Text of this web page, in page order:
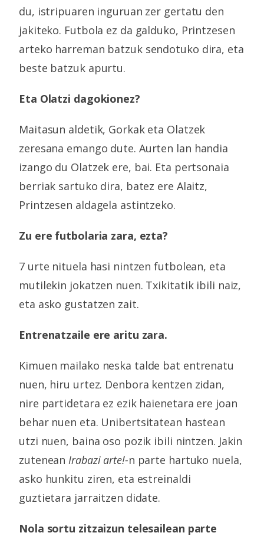
du, istripuaren inguruan zer gertatu den
jakiteko. Futbola ez da galduko, Printzesen
arteko harreman batzuk sendotuko dira, eta
beste batzuk apurtu.
Eta Olatzi dagokionez?
Maitasun aldetik, Gorkak eta Olatzek
zeresana emango dute. Aurten lan handia
izango du Olatzek ere, bai. Eta pertsonaia
berriak sartuko dira, batez ere Alaitz,
Printzesen aldagela astintzeko.
Zu ere futbolaria zara, ezta?
7 urte nituela hasi nintzen futbolean, eta
mutilekin jokatzen nuen. Txikitatik ibili naiz,
eta asko gustatzen zait.
Entrenatzaile ere aritu zara.
Kimuen mailako neska talde bat entrenatu
nuen, hiru urtez. Denbora kentzen zidan,
nire partidetara ez ezik haienetara ere joan
behar nuen eta. Unibertsitatean hastean
utzi nuen, baina oso pozik ibili nintzen. Jakin
zuteneanIrabazi arte!-n parte hartuko nuela,
asko hunkitu ziren, eta estreinaldi
guztietara jarraitzen didate.
Nola sortu zitzaizun telesailean parte